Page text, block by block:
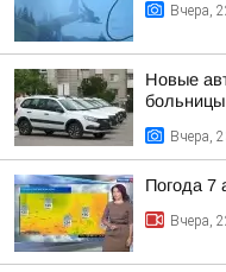
Вчера,
Новые
больницы
Вчера,
Погода 7
Вчера,